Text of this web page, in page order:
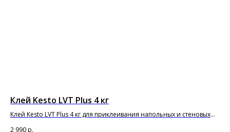
Клей Kesto LVT Plus 4 кг
Клей Kesto LVT Plus 4 кг для приклеивания напольных и стеновых
2 990р.